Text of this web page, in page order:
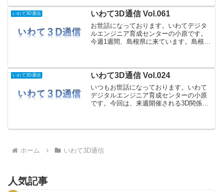
いわて3D通信 いわて3D通信 Vol.061
お世話になっております。いわてデジタ
ルエンジニア育成センターの小原です。
今週1週間、島根県に来ています。島根県
ロ...
いわて3D通信 いわて3D通信 Vol.024
いつもお世話になっております。いわて
デジタルエンジニア育成センターの小原
です。今回は、来週開催される3D関係の
は御連絡ください。
ホーム いわて3D通信
人気記事